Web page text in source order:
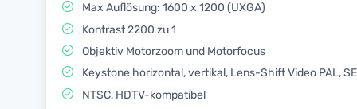
Max Auflösung: 1600 x 1200 (UXGA)
Kontrast 2200 zu 1
Objektiv Motorzoom und Motorfocus
Keystone horizontal, vertikal, Lens-Shift Video PAL,
NTSC, HDTV-kompatibel